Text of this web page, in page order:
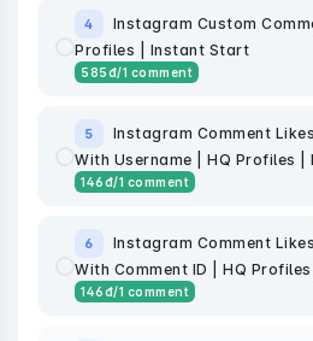
4
Instagram Custom
Profiles | Instant Start
585đ/1 comment
5
Instagram Comment
With Username | HQ Profiles
146đ/1 comment
6
Instagram Comment
With Comment ID | HQ
146đ/1 comment